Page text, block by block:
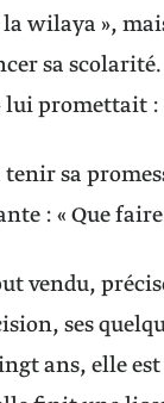
wilaya »,
sa
lui promettait :
sa
: « Que faire
vendu,
ses
ans, elle